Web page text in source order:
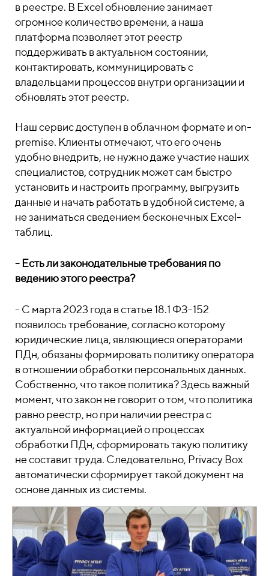
в реестре. В Excel обновление занимает
огромное количество времени, а наша
платформа позволяет этот реестр
поддерживать в актуальном состоянии,
контактировать, коммуницировать с
владельцами процессов внутри организации и
обновлять этот реестр.
Наш сервис доступен в облачном формате и on-
premise. Клиенты отмечают, что его очень
удобно внедрить, не нужно даже участие наших
специалистов, сотрудник может сам быстро
установить и настроить программу, выгрузить
данные и начать работать в удобной системе, а
не заниматься сведением бесконечных Excel-
таблиц.
- Есть ли законодательные требования по
ведению этого реестра?
- С марта 2023 года в статье 18.1 ФЗ-152
появилось требование, согласно которому
юридические лица, являющиеся операторами
ПДн, обязаны формировать политику оператора
в отношении обработки персональных данных.
Собственно, что такое политика? Здесь важный
момент, что закон не говорит о том, что политика
равно реестр, но при наличии реестра с
актуальной информацией о процессах
обработки ПДн, сформировать такую политику
не составит труда. Следовательно, Privacy Box
автоматически сформирует такой документ на
основе данных из системы.